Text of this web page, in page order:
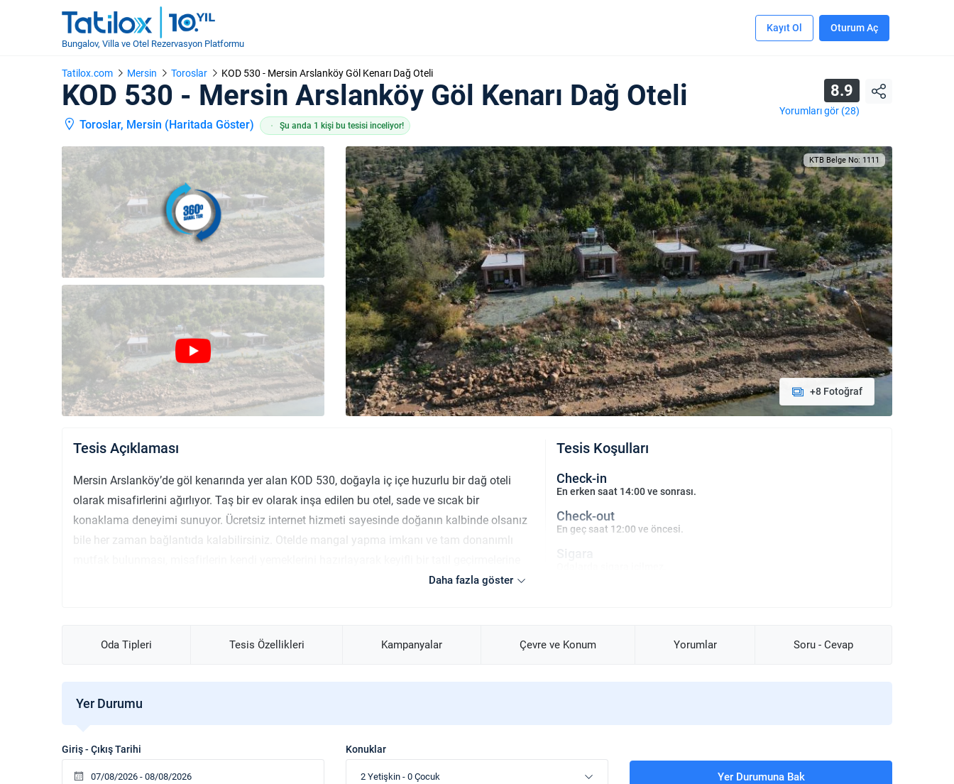
Bungalov, Villa ve Otel Rezervasyon Platformu
Kayıt Ol Oturum Aç
Tatilox.com Mersin Toroslar KOD 530 - Mersin Arslanköy Göl Kenarı Dağ Oteli
KOD 530 - Mersin Arslanköy Göl Kenarı Dağ Oteli 8.9
Yorumları gör (28)
Toroslar, Mersin (Haritada Göster) Şu anda 1 kişi bu tesisi inceliyor!
+8 Fotoğraf
KTB Belge No: 1111
Tesis Açıklaması
Mersin Arslanköy’de göl kenarında yer alan KOD 530, doğayla iç içe huzurlu bir dağ oteli
olarak misafirlerini ağırlıyor. Taş bir ev olarak inşa edilen bu otel, sade ve sıcak bir
konaklama deneyimi sunuyor. Ücretsiz internet hizmeti sayesinde doğanın kalbinde olsanız
bile her zaman bağlantıda kalabilirsiniz. Otelde mangal yapma imkanı ve tam donanımlı
olanak tanıyor. Göl kenarında huzur dolu anlar sunan KOD 530, otopark imkanı olmamasına
tercih.
Tesis Koşulları
Check-in
En erken saat 14:00 ve sonrası.
Check-out
En geç saat 12:00 ve öncesi.
Daha fazla göster
Oda Tipleri Tesis Özellikleri Kampanyalar Çevre ve Konum Yorumlar Soru - Cevap
Yer Durumu
Giriş - Çıkış Tarihi Konuklar
2 Yetişkin - 0 Çocuk Yer Durumuna Bak